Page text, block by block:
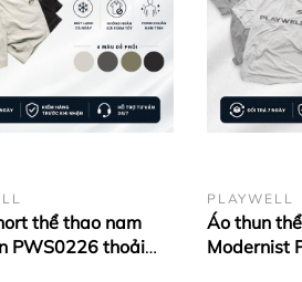
#GymWear
thể thao nam
PWS0226 thoải
PLAYWELL
Áo thun
Modernist